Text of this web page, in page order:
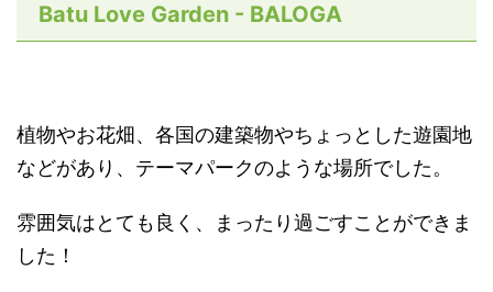
Batu Love Garden - BALOGA
植物やお花畑、各国の建築物やちょっとした遊園地
などがあり、テーマパークのような場所でした。
雰囲気はとても良く、まったり過ごすことができま
した！